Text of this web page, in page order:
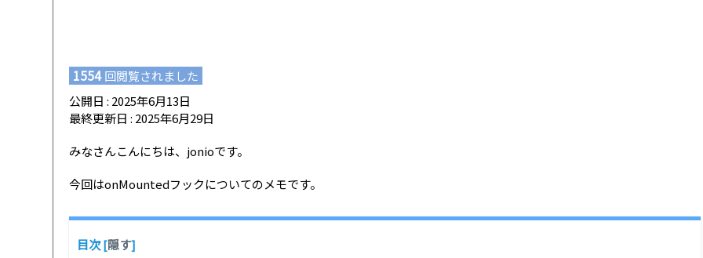
1554回閲覧されました
公開日 : 2025年6月13日
最終更新日 : 2025年6月29日
みなさんこんにちは、jonioです。
今回はonMountedフックについてのメモです。
目次[隠す]